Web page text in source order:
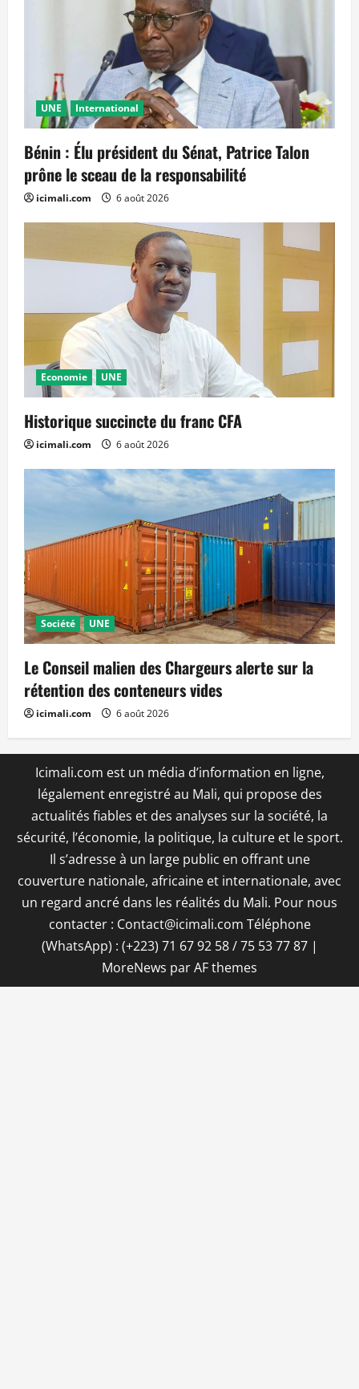
UNE International
Bénin : Élu président du Sénat, Patrice Talon
prône le sceau de la responsabilité
icimali.com 6 août 2026
Economie UNE
Historique succincte du franc CFA
icimali.com 6 août 2026
Société UNE
Le Conseil malien des Chargeurs alerte sur la
rétention des conteneurs vides
icimali.com 6 août 2026
Icimali.com est un média d’information en ligne,
légalement enregistré au Mali, qui propose des
actualités fiables et des analyses sur la société, la
sécurité, l’économie, la politique, la culture et le sport.
Il s’adresse à un large public en offrant une
couverture nationale, africaine et internationale, avec
un regard ancré dans les réalités du Mali. Pour nous
contacter : Contact@icimali.com Téléphone
(WhatsApp) : (+223) 71 67 92 58 / 75 53 77 87 |
MoreNews par AF themes